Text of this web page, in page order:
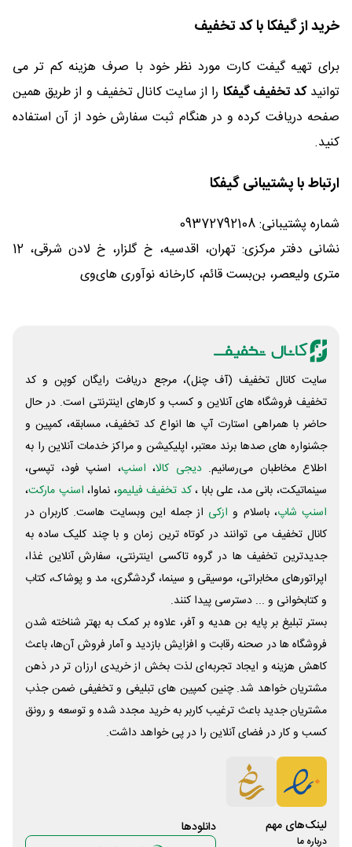
خرید از گیفکا با کد تخفیف
برای تهیه گیفت کارت مورد نظر خود با صرف هزینه کم تر می
توانیدکد تخفیف گیفکا را از سایت کانال تخفیف و از طریق همین
صفحه دریافت کرده و در هنگام ثبت سفارش خود از آن استفاده
کنید.
ارتباط با پشتیبانی گیفکا
شماره پشتیبانی: 09372792108
نشانی دفتر مرکزی: تهران، اقدسیه، خ گلزار، خ لادن شرقی، 12
متری ولیعصر، بن‌بست قائم، کارخانه نوآوری های‌وی
سایت کانال تخفیف (آف چنل)، مرجع دریافت رایگان کوپن و کد
تخفیف فروشگاه های آنلاین و کسب و‌ کارهای اینترنتی است. در حال
حاضر با همراهی استارت آپ ها انواع کد تخفیف، مسابقه، کمپین و
جشنواره های صدها برند معتبر، اپلیکیشن و مراکز خدمات آنلاین را به
اطلاع مخاطبان می‌رسانیم. دیجی کالا، اسنپ، اسنپ فود، تپسی،
سینماتیکت، بانی مد، علی‌ بابا ،کد تخفیف فیلیمو، نماوا، اسنپ مارکت،
اسنپ شاپ، باسلام و ازکی از جمله این وبسایت ‌هاست. کاربران در
کانال تخفیف می توانند در کوتاه ترین زمان و با چند کلیک ساده به
جدیدترین تخفیف ها در گروه تاکسی اینترنتی، سفارش آنلاین غذا،
اپراتورهای مخابراتی، موسیقی و سینما، گردشگری، مد و پوشاک، کتاب
و کتابخوانی و ... دسترسی پیدا کنند.
بستر تبلیغ بر پایه بن هدیه و آفر، علاوه بر کمک به بهتر شناخته شدن
فروشگاه ها در صحنه رقابت و افزایش بازدید و آمار فروش آن‌ها، باعث
کاهش هزینه و ایجاد تجربه‌ای لذت بخش از خریدی ارزان تر در ذهن
مشتریان خواهد شد. چنین کمپین های تبلیغی و تخفیفی ضمن جذب
مشتریان جدید باعث ترغیب کاربر به خرید مجدد شده و توسعه و رونق
کسب و کار در فضای آنلاین را در پی خواهد داشت.
لینک‌های مهم
درباره ما
دانلود‌ها